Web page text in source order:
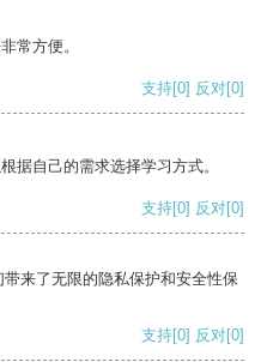
常方便。
支持[0] 反对[0]
据自己的需求选择学习方式。
支持[0] 反对[0]
来了无限的隐私保护和安全性保
支持[0] 反对[0]